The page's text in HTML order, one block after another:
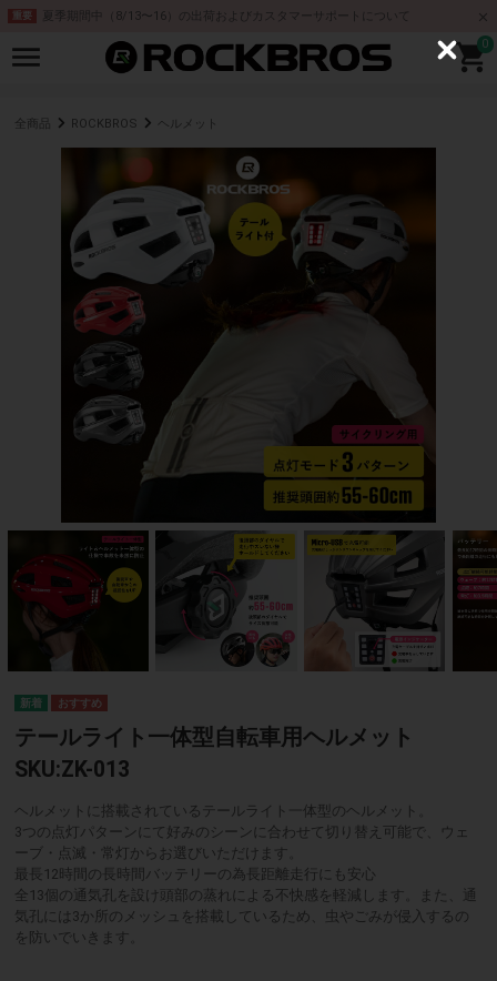
重要
夏季期間中（8/13〜16）の出荷およびカスタマーサポートについて
0
全商品 ROCKBROS ヘルメット
テールライト一体型自転車用ヘルメット
SKU:ZK-013
ヘルメットに搭載されているテールライト一体型のヘルメット。
3つの点灯パターンにて好みのシーンに合わせて切り替え可能で、ウェ
ーブ・点滅・常灯からお選びいただけます。
最長12時間の長時間バッテリーの為長距離走行にも安心
全13個の通気孔を設け頭部の蒸れによる不快感を軽減します。また、通
気孔には3か所のメッシュを搭載しているため、虫やごみが侵入するの
を防いでいきます。
C